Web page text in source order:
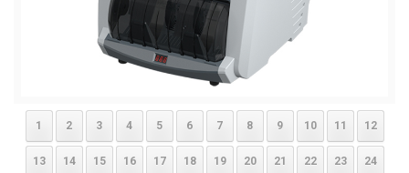
1 2 3 4 5 6 7 8 9 10 11 12
13 14 15 16 17 18 19 20 21 22 23 24